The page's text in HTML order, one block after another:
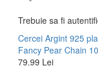
Trebuie sa fi
Cercei Argint 925
Fancy Pear Chain
79.99 Lei